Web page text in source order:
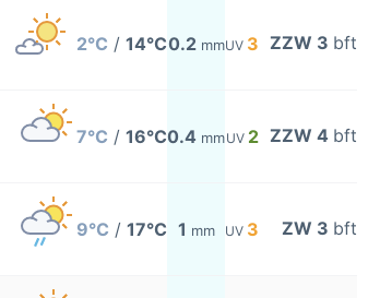
2°C / 14°C0.2 mmUV 3 ZZW 3 bft
7°C / 16°C0.4 mmUV 2 ZZW 4 bft
9°C / 17°C 1 mm UV 3 ZW 3 bft